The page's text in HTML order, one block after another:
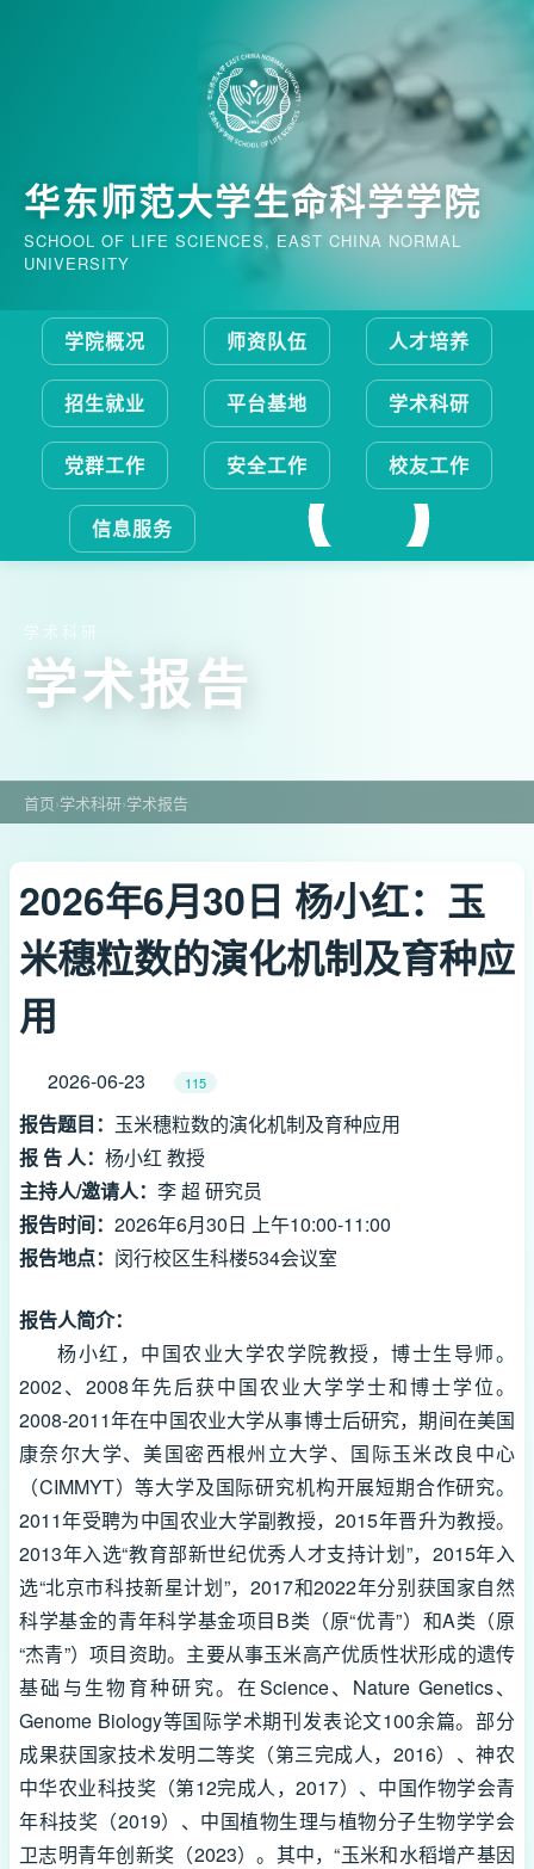
华东师范大学生命科学学院
SCHOOL OF LIFE SCIENCES, EAST CHINA NORMAL
UNIVERSITY
学院概况 师资队伍 人才培养
招生就业 平台基地 学术科研
党群工作 安全工作 校友工作
信息服务
学术科研
学术报告
首页›学术科研›学术报告
2026年6月30日 杨小红：玉
米穗粒数的演化机制及育种应
用
2026-06-23 115
报告题目： 玉米穗粒数的演化机制及育种应用
报 告 人： 杨小红 教授
主持人/邀请人： 李 超 研究员
报告时间： 2026年6月30日 上午10:00-11:00
报告地点： 闵行校区生科楼534会议室
报告人简介：
杨小红，中国农业大学农学院教授，博士生导师。
2002、2008年先后获中国农业大学学士和博士学位。
2008-2011年在中国农业大学从事博士后研究，期间在美国
康奈尔大学、美国密西根州立大学、国际玉米改良中心
（CIMMYT）等大学及国际研究机构开展短期合作研究。
2011年受聘为中国农业大学副教授，2015年晋升为教授。
2013年入选“教育部新世纪优秀人才支持计划”，2015年入
选“北京市科技新星计划”，2017和2022年分别获国家自然
科学基金的青年科学基金项目B类（原“优青”）和A类（原
“杰青”）项目资助。主要从事玉米高产优质性状形成的遗传
基础与生物育种研究。在Science、Nature Genetics、
Genome Biology等国际学术期刊发表论文100余篇。部分
成果获国家技术发明二等奖（第三完成人，2016）、神农
中华农业科技奖（第12完成人，2017）、中国作物学会青
年科技奖（2019）、中国植物生理与植物分子生物学学会
卫志明青年创新奖（2023）。其中，“玉米和水稻增产基因